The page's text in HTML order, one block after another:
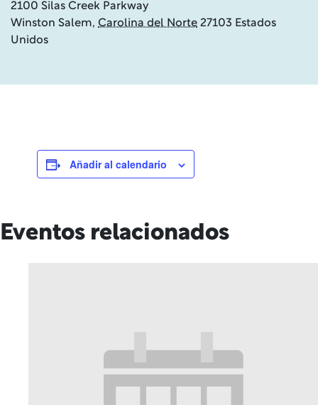
2100 Silas Creek Parkway
Winston Salem, Carolina del Norte 27103 Estados
Unidos
Añadir al calendario
Eventos relacionados